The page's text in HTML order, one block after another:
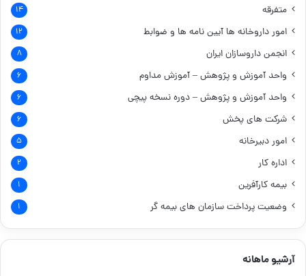
متفرقه ۱۴
امور داروخانه ها آیین نامه ها و ضوابط ۱۲
انجمن داروسازان ایران ۸
واحد آموزش و پژوهش – آموزش مداوم ۶
واحد آموزش و پژوهش – دوره نسخه پیچی ۶
شرکت های پخش ۶
امور دبیرخانه ۵
اداره کار ۲
بیمه کارآفرین ۱
وضعیت پرداخت سازمان های بیمه گر ۱
آرشیو ماهانه